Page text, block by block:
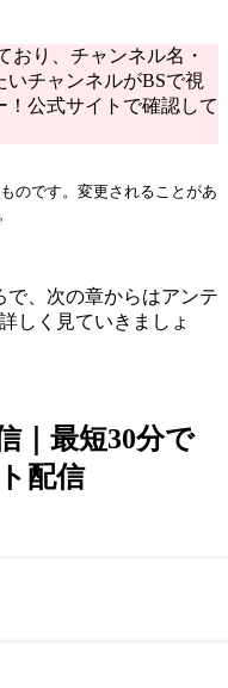
おり、チャンネル名・
チャンネルがBSで視
公式サイトで確認して
のです。変更されることがあ
で、次の章からはアンテ
しく見ていきましょ
｜最短30分で
配信